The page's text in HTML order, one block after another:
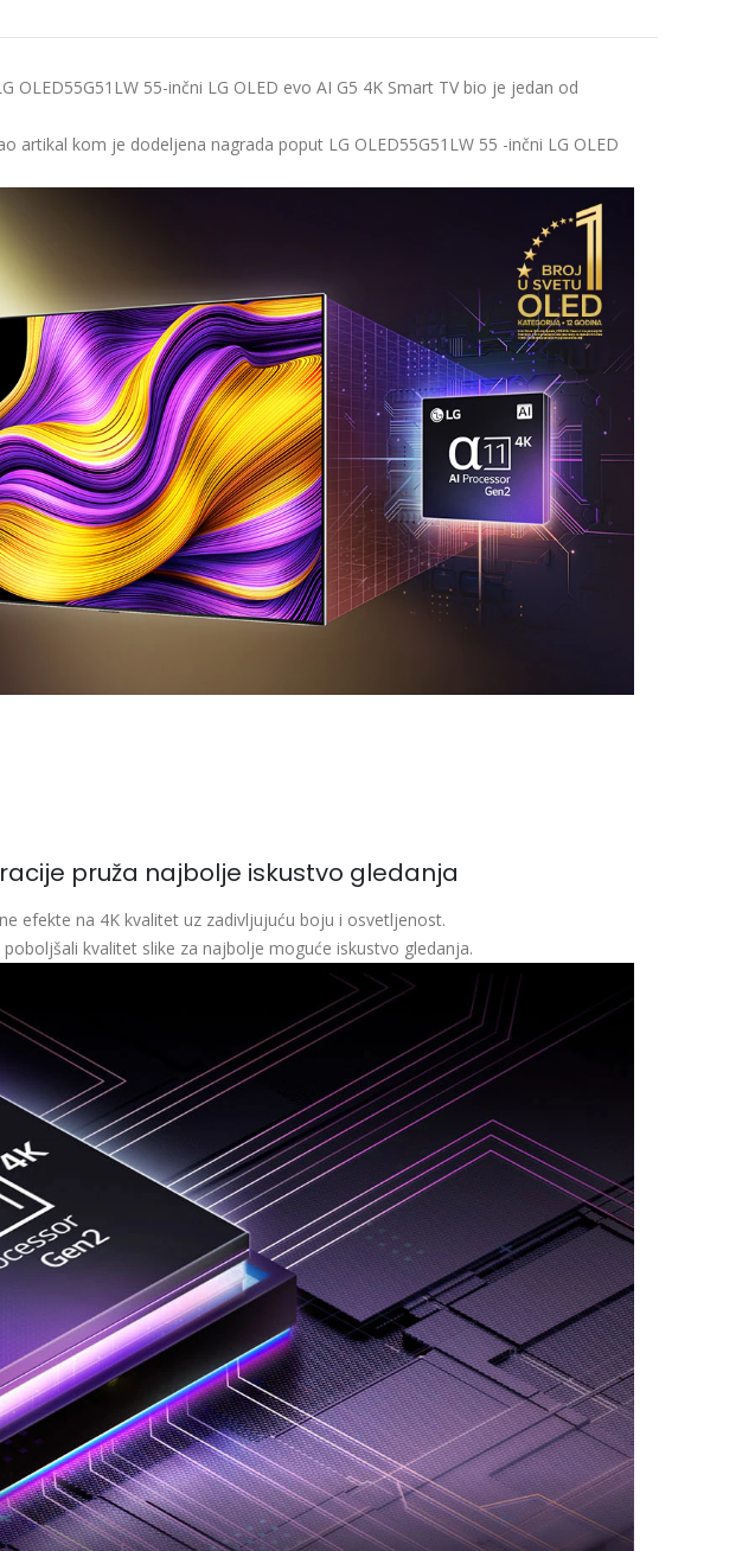
55-inčni LG OLED evo AI G5 4K Smart TV bio je jedan od
kom je dodeljena nagrada poput LG OLED55G51LW 55 -inčni LG OLED
pruža najbolje iskustvo gledanja
efekte na 4K kvalitet uz zadivljujuću boju i osvetljenost.
kvalitet slike za najbolje moguće iskustvo gledanja.